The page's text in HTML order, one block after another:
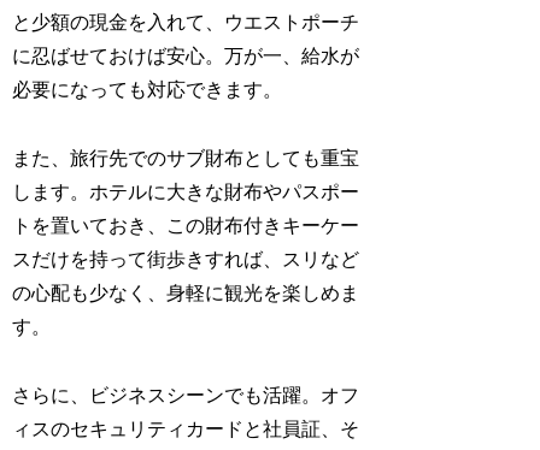
と少額の現金を入れて、ウエストポーチ
に忍ばせておけば安心。万が一、給水が
必要になっても対応できます。
また、旅行先でのサブ財布としても重宝
します。ホテルに大きな財布やパスポー
トを置いておき、この財布付きキーケー
スだけを持って街歩きすれば、スリなど
の心配も少なく、身軽に観光を楽しめま
す。
さらに、ビジネスシーンでも活躍。オフ
ィスのセキュリティカードと社員証、そ